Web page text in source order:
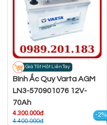
Giá Tốt Hốt Liền Tay
Bình Ắc Quy Varta AGM
LN3-570901076 12V-
70Ah
4.300.000đ
4.400.000đ
-2%